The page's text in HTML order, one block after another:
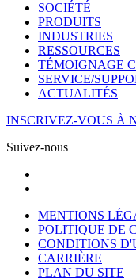
SOCIÉTÉ
PRODUITS
INDUSTRIES
RESSOURCES
TÉMOIGNAGE
SERVICE/
ACTUALITÉS
INSCRIVEZ-VOUS À
Suivez-nous
MENTIONS
POLITIQUE DE
CONDITIONS
CARRIÈRE
PLAN DU SITE